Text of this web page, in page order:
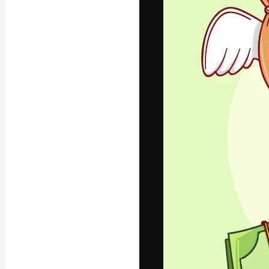
La plataforma
trabajo. Más
entre
estudios.
Español
Copyright ©